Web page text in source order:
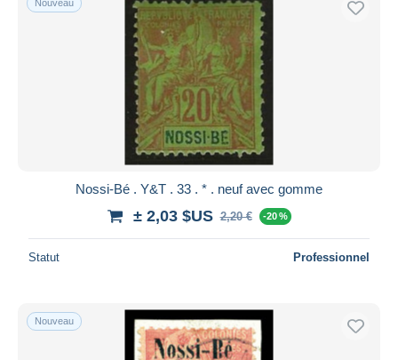
Nouveau
Nossi-Bé . Y&T . 33 . * . neuf avec gomme
± 2,03 $US 2,20 € -20 %
Statut Professionnel
Nouveau